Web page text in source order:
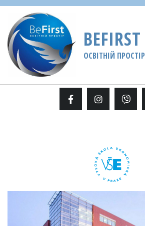
BEFIRST
ОСВІТНІЙ ПРОСТІР